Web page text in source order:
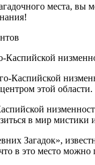
места,
Каспийской
Каспийской
этой
в мир мистики
Загадок»,
в это место можно